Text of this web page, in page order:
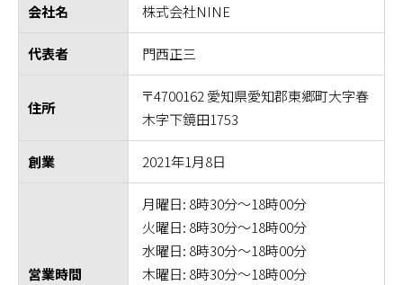
会社名 株式会社NINE
代表者 門西正三
住所
〒4700162 愛知県愛知郡東郷町大字春
木字下鏡田1753
創業 2021年1月8日
営業時間
月曜日: 8時30分～18時00分
火曜日: 8時30分～18時00分
水曜日: 8時30分～18時00分
木曜日: 8時30分～18時00分